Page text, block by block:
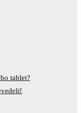
tablet?